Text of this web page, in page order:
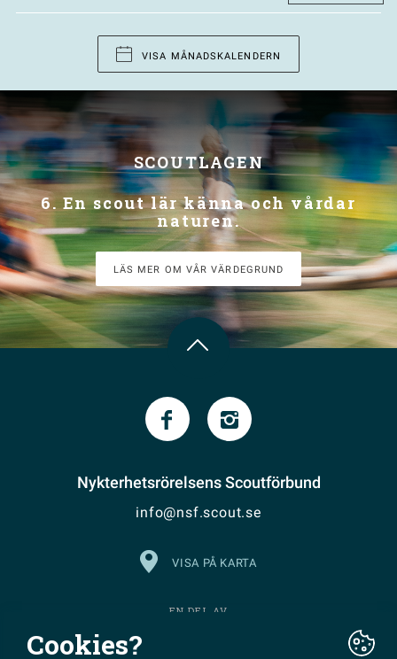
VISA MÅNADSKALENDERN
SCOUTLAGEN
6. En scout lär känna och vårdar
naturen.
LÄS MER OM VÅR VÄRDEGRUND
Nykterhetsrörelsens Scoutförbund
info@nsf.scout.se
VISA PÅ KARTA
EN DEL AV
Cookies?